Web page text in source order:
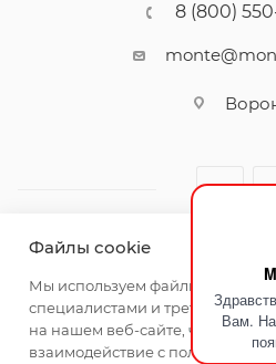
Вам.
8 (800)
2026 ©Monte Rosso - магазины
Файлы cookie
Мы используем файлы cookie,
специалистами и третьими
на нашем веб-сайте, что
взаимодействие с